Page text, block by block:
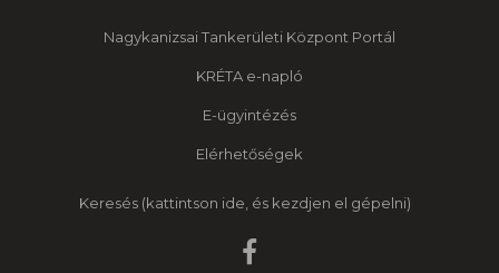
Nagykanizsai Tankerületi Központ Portál
KRÉTA e-napló
E-ügyintézés
Elérhetőségek
Keresés